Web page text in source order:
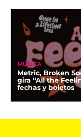
MÚSICA
Metric, Broken
gira “All the
fechas y boletos